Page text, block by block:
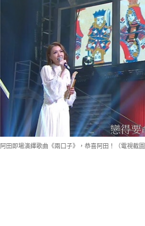
阿田即場演繹歌曲《兩口子》，恭喜阿田！（電視截